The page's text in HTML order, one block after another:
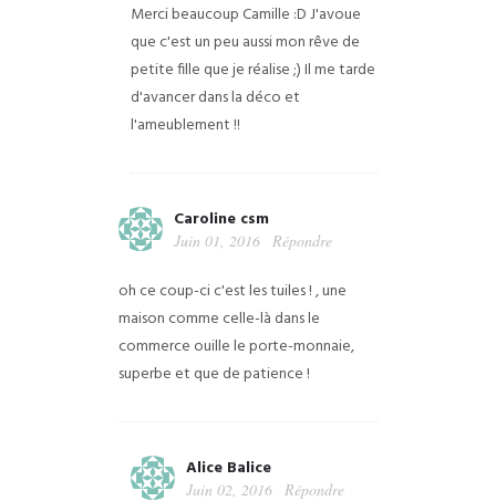
Merci beaucoup Camille :D J'avoue
que c'est un peu aussi mon rêve de
petite fille que je réalise ;) Il me tarde
d'avancer dans la déco et
l'ameublement !!
Caroline csm
Juin 01, 2016 Répondre
oh ce coup-ci c'est les tuiles ! , une
maison comme celle-là dans le
commerce ouille le porte-monnaie,
superbe et que de patience !
Alice Balice
Juin 02, 2016 Répondre